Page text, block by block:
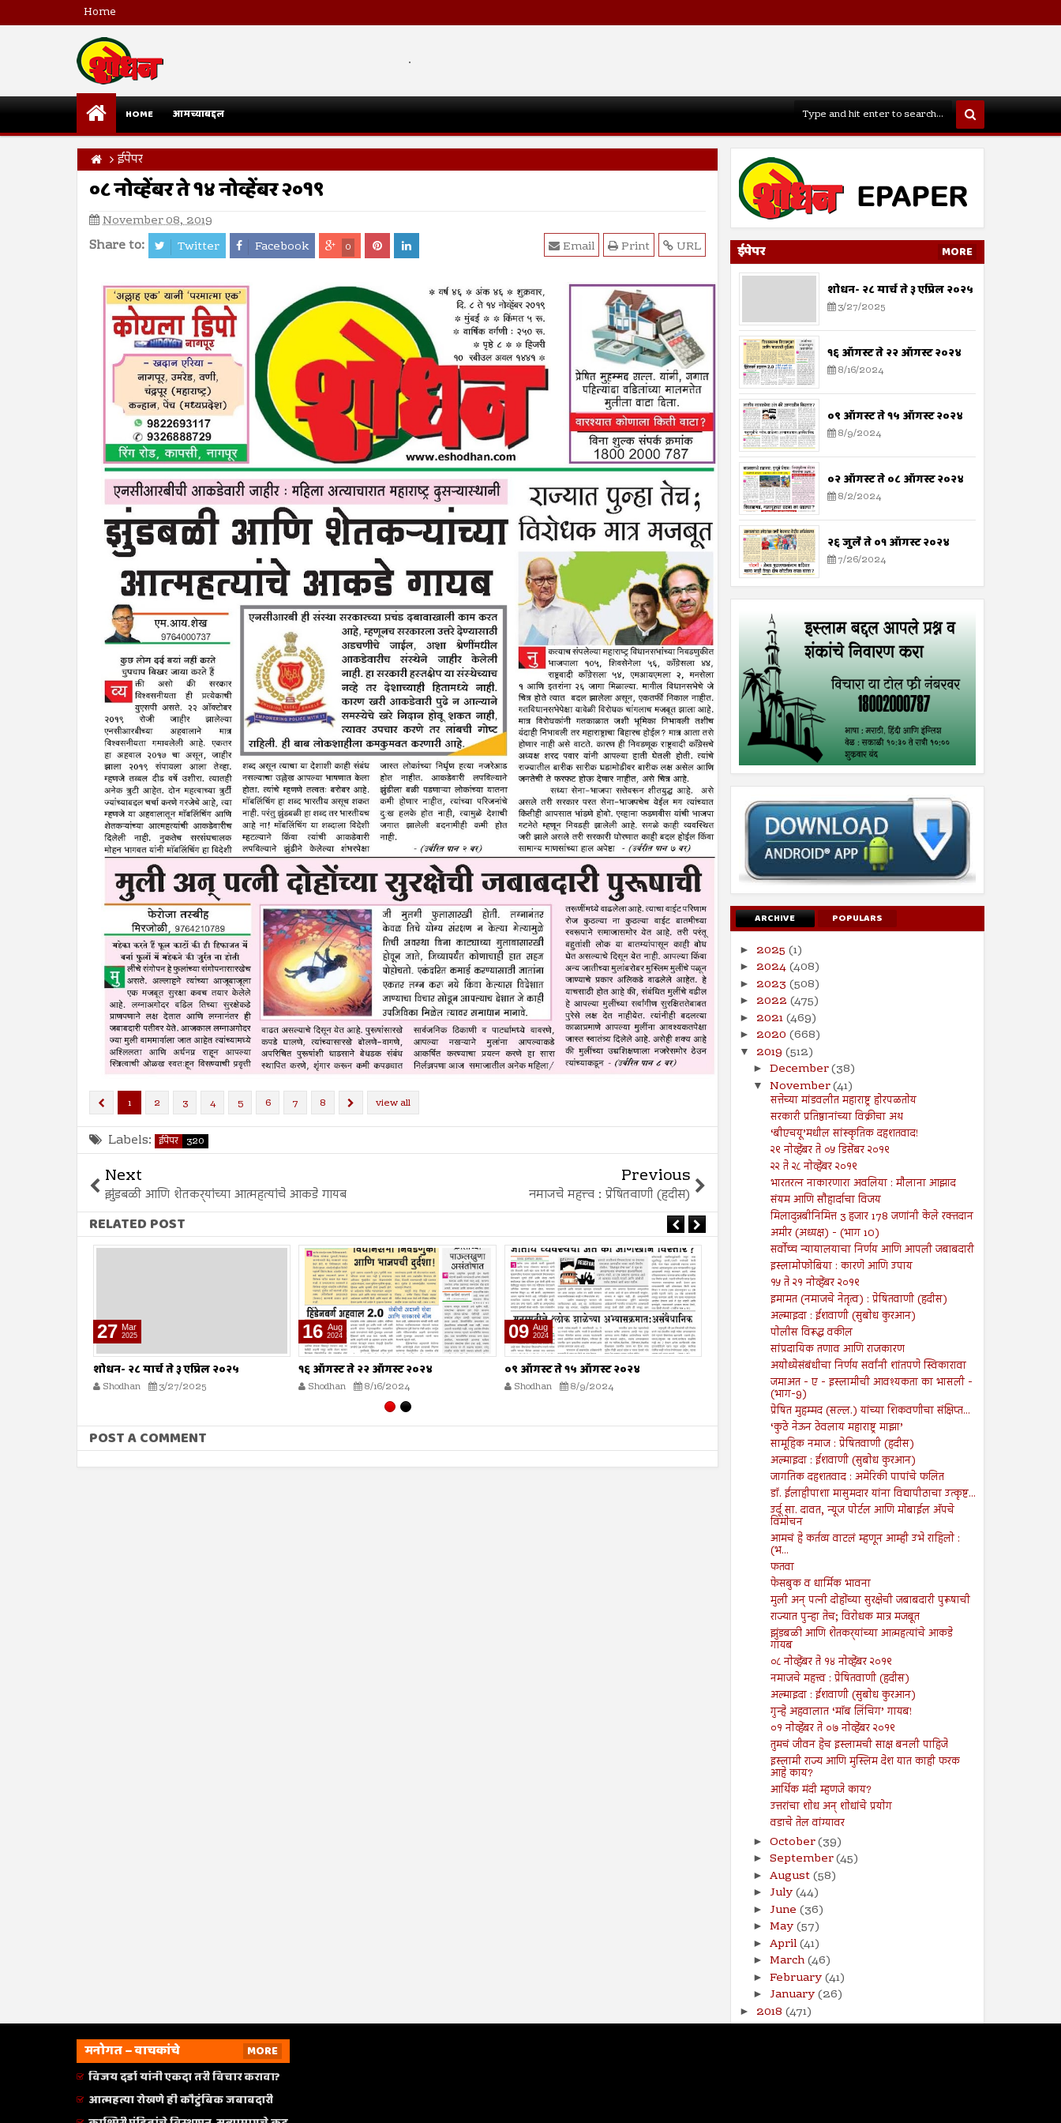
Home
.
HOME आमच्याबद्दल
ईपेपर
०८ नोव्हेंबर ते १४ नोव्हेंबर २०१९
November 08, 2019
Share to: Twitter Facebook 0 URL
Print
Email
1 2 3 4 5 6 7 8 view all
Labels: ईपेपर 320
Next
झुंडबळी आणि शेतकर्‍यांच्या आत्महत्यांचे आकडे गायब
Previous
नमाजचे महत्त्व : प्रेषितवाणी (हदीस)
RELATED POST
16 Aug
2024
१६ ऑगस्ट ते २२ ऑगस्ट २०२४
Shodhan 8/16/2024
09 Aug
2024
०९ ऑगस्ट ते १५ ऑगस्ट २०२४
Shodhan 8/9/2024
02 Aug
2024
०२ ऑगस्ट ते ०८ ऑगस्ट २०२४
Shodhan 8/2/2024
२६ जुलै ते ०१ ऑगस्ट २०२४
7/26/2024
१९ जुलै ते २५ जुलै २०२४
Shodhan
POST A COMMENT
ईपेपर MORE
शोधन- २८ मार्च ते ३ एप्रिल २०२५
3/27/2025
१६ ऑगस्ट ते २२ ऑगस्ट २०२४
8/16/2024
०९ ऑगस्ट ते १५ ऑगस्ट २०२४
8/9/2024
०२ ऑगस्ट ते ०८ ऑगस्ट २०२४
8/2/2024
२६ जुलै ते ०१ ऑगस्ट २०२४
7/26/2024
ARCHIVE POPULARS
► 2025 (1)
► 2024(408)
► 2023 (508)
► 2022 (475)
► 2021(469)
► 2020 (668)
▼ 2019 (512)
► December(38)
▼ November(41)
सत्तेच्या मांडवलीत महाराष्ट्र होरपळतोय
सरकारी प्रतिष्ठानांच्या विक्रीचा अथ
‘बीएचयू’मधील सांस्कृतिक दहशतवाद!
२९ नोव्हेंबर ते ०५ डिसेंबर २०१९
२२ ते २८ नोव्हेंबर २०१९
भारतरत्न नाकारणारा अवलिया : मौलाना आझाद
संयम आणि सौहार्दाचा विजय
मिलादुन्नबीनिमित्त 3 हजार 178 जणांनी केले रक्तदान
अमीर (अध्यक्ष) - (भाग 10)
सर्वोच्च न्यायालयाचा निर्णय आणि आपली जबाबदारी
इस्लामोफोबिया : कारणे आणि उपाय
१५ ते २१ नोव्हेंबर २०१९
इमामत (नमाजचे नेतृत्व) : प्रेषितवाणी (हदीस)
अल्माइदा : ईशवाणी (सुबोध कुरआन)
पोलीस विरूद्ध वकील
सांप्रदायिक तणाव आणि राजकारण
अयोध्येसंबंधीचा निर्णय सर्वांनी शांतपणे स्विकारावा
जमाअत - ए - इस्लामीची आवश्यकता का भासली -
(भाग-9)
प्रेषित मुहम्मद (सल्ल.) यांच्या शिकवणीचा संक्षिप्त...
‘कुठे नेऊन ठेवलाय महाराष्ट्र माझा’
सामूहिक नमाज : प्रेषितवाणी (हदीस)
अल्माइदा : ईशवाणी (सुबोध कुरआन)
जागतिक दहशतवाद : अमेरिकी पापांचे फलित
डॉ. ईलाहीपाशा मासुमदार यांना विद्यापीठाचा उत्कृष्ट...
उर्दू सा. दावत, न्यूज पोर्टल आणि मोबाईल अ‍ॅपचे
विमोचन
आमचं हे कर्तव्य वाटलं म्हणून आम्ही उभे राहिलो :
(भ...
फतवा
फेसबुक व धार्मिक भावना
मुली अन् पत्नी दोहोंच्या सुरक्षेची जबाबदारी पुरूषाची
राज्यात पुन्हा तेच; विरोधक मात्र मजबूत
झुंडबळी आणि शेतकर्‍यांच्या आत्महत्यांचे आकडे
गायब
०८ नोव्हेंबर ते १४ नोव्हेंबर २०१९
नमाजचे महत्त्व : प्रेषितवाणी (हदीस)
अल्माइदा : ईशवाणी (सुबोध कुरआन)
गुन्हे अहवालात ‘मॉब लिंचिग’ गायब!
०१ नोव्हेंबर ते ०७ नोव्हेंबर २०१९
तुमचं जीवन हेच इस्लामची साक्ष बनली पाहिजे
इस्लामी राज्य आणि मुस्लिम देश यात काही फरक
आहे काय?
आर्थिक मंदी म्हणजे काय?
उत्तरांचा शोध अन् शोधांचे प्रयोग
वडाचे तेल वांग्यावर
► October(39)
► September(45)
► August(58)
► July(44)
► June (36)
► May(57)
► April(41)
► March(46)
► February(41)
► January(26)
► 2018 (471)
►2017(141)
मनोगत – वाचकांचे
MORE
विजय दर्डा यांनी एकदा तरी विचार करावा?
आत्महत्या रोखणे ही कौटुंबिक जबाबदारी